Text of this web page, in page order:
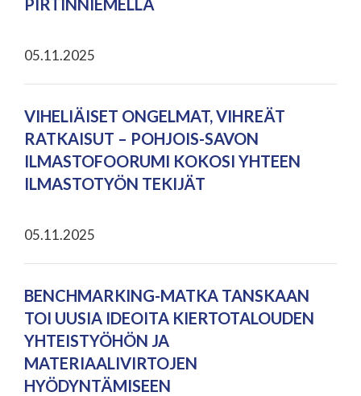
PIRTINNIEMELLÄ
05.11.2025
VIHELIÄISET ONGELMAT, VIHREÄT
RATKAISUT – POHJOIS-SAVON
ILMASTOFOORUMI KOKOSI YHTEEN
ILMASTOTYÖN TEKIJÄT
05.11.2025
BENCHMARKING-MATKA TANSKAAN
TOI UUSIA IDEOITA KIERTOTALOUDEN
YHTEISTYÖHÖN JA
MATERIAALIVIRTOJEN
HYÖDYNTÄMISEEN